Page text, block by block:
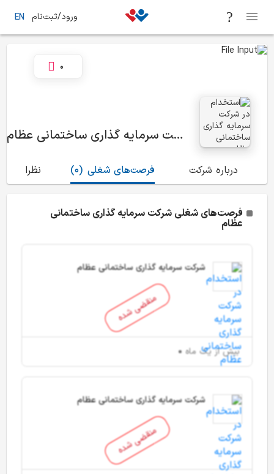
ورود/ثبت‌نام EN
شرکت سرمایه گذاری ساختمانی عظام
0
درباره شرکت (0) فرصت‌های شغلی نظرات
فرصت‌های شغلی شرکت سرمایه گذاری ساختمانی
عظام
منقضی شده
شرکت سرمایه گذاری ساختمانی عظام
بیش از یک ماه
منقضی شده
شرکت سرمایه گذاری ساختمانی عظام